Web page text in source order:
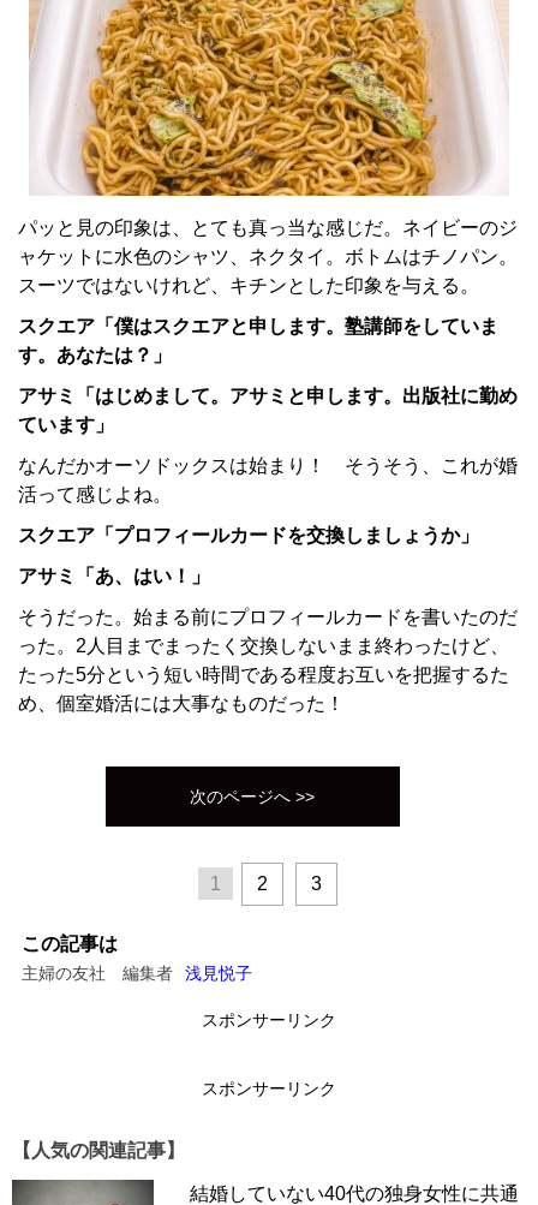
パッと見の印象は、とても真っ当な感じだ。ネイビーのジ
ャケットに水色のシャツ、ネクタイ。ボトムはチノパン。
スーツではないけれど、キチンとした印象を与える。
スクエア「僕はスクエアと申します。塾講師をしていま
す。あなたは？」
アサミ「はじめまして。アサミと申します。出版社に勤め
ています」
なんだかオーソドックスは始まり！ そうそう、これが婚
活って感じよね。
スクエア「プロフィールカードを交換しましょうか」
アサミ「あ、はい！」
そうだった。始まる前にプロフィールカードを書いたのだ
った。2人目までまったく交換しないまま終わったけど、
たった5分という短い時間である程度お互いを把握するた
め、個室婚活には大事なものだった！
次のページへ >>
1 2 3
この記事は
主婦の友社 編集者 浅見悦子
スポンサーリンク
スポンサーリンク
【人気の関連記事】
結婚していない40代の独身女性に共通